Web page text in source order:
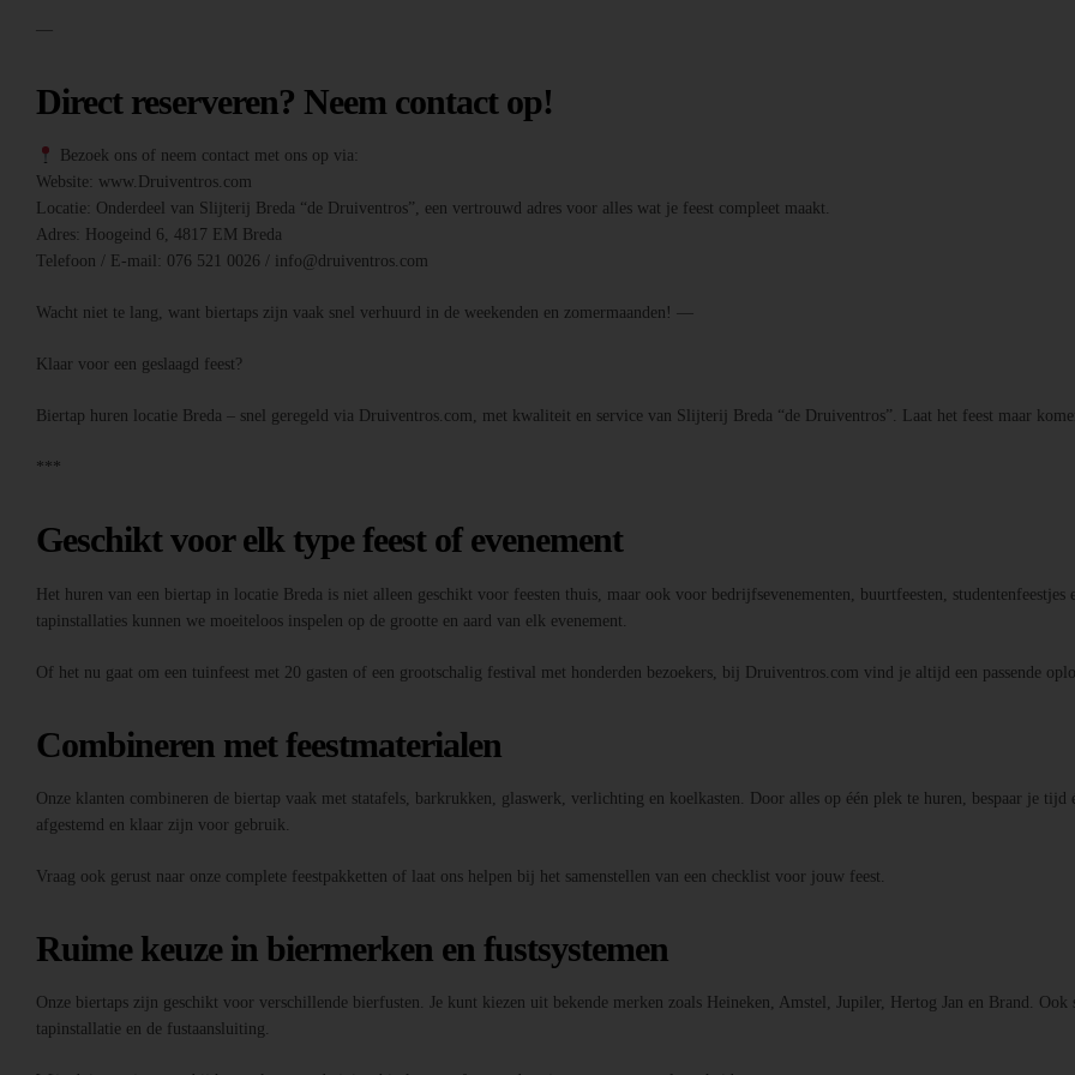
—
Direct reserveren? Neem contact op!
Bezoek ons of neem contact met ons op via:
Website: www.Druiventros.com
Locatie: Onderdeel van Slijterij Breda “de Druiventros”, een vertrouwd adres voor alles wat je feest compleet maakt.
Adres: Hoogeind 6, 4817 EM Breda
Telefoon / E-mail: 076 521 0026 / info@druiventros.com
Wacht niet te lang, want biertaps zijn vaak snel verhuurd in de weekenden en zomermaanden! —
Klaar voor een geslaagd feest?
Biertap huren locatie Breda – snel geregeld via Druiventros.com, met kwaliteit en service van Slijterij Breda “de Druiventros”. Laat het feest maar
***
Geschikt voor elk type feest of evenement
Het huren van een biertap in locatie Breda is niet alleen geschikt voor feesten thuis, maar ook voor bedrijfsevenementen, buurtfeesten,
tapinstallaties kunnen we moeiteloos inspelen op de grootte en aard van elk evenement.
Of het nu gaat om een tuinfeest met 20 gasten of een grootschalig festival met honderden bezoekers, bij Druiventros.com vind je altijd een passende
Combineren met feestmaterialen
Onze klanten combineren de biertap vaak met statafels, barkrukken, glaswerk, verlichting en koelkasten. Door alles op één plek te huren, bespaar je
afgestemd en klaar zijn voor gebruik.
Vraag ook gerust naar onze complete feestpakketten of laat ons helpen bij het samenstellen van een checklist voor jouw feest.
Ruime keuze in biermerken en fustsystemen
Onze biertaps zijn geschikt voor verschillende bierfusten. Je kunt kiezen uit bekende merken zoals Heineken, Amstel, Jupiler, Hertog Jan en Brand.
tapinstallatie en de fustaansluiting.